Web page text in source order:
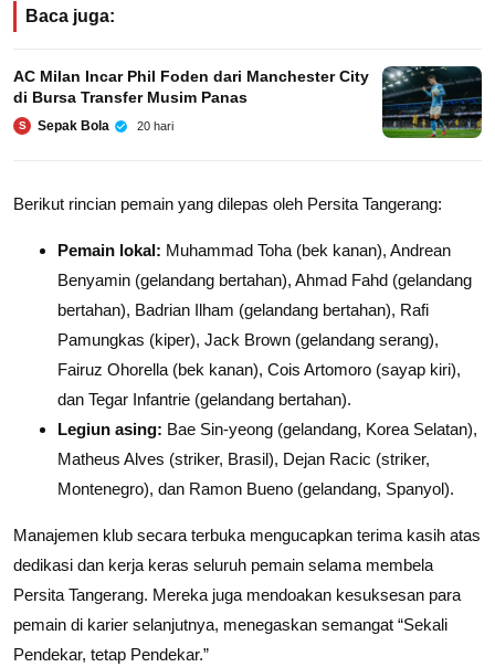
Baca juga:
AC Milan Incar Phil Foden dari Manchester City
di Bursa Transfer Musim Panas
S Sepak Bola 20 hari
Berikut rincian pemain yang dilepas oleh Persita Tangerang:
Pemain lokal: Muhammad Toha (bek kanan), Andrean
Benyamin (gelandang bertahan), Ahmad Fahd (gelandang
bertahan), Badrian Ilham (gelandang bertahan), Rafi
Pamungkas (kiper), Jack Brown (gelandang serang),
Fairuz Ohorella (bek kanan), Cois Artomoro (sayap kiri),
dan Tegar Infantrie (gelandang bertahan).
Legiun asing: Bae Sin-yeong (gelandang, Korea Selatan),
Matheus Alves (striker, Brasil), Dejan Racic (striker,
Montenegro), dan Ramon Bueno (gelandang, Spanyol).
Manajemen klub secara terbuka mengucapkan terima kasih atas
dedikasi dan kerja keras seluruh pemain selama membela
Persita Tangerang. Mereka juga mendoakan kesuksesan para
pemain di karier selanjutnya, menegaskan semangat “Sekali
Pendekar, tetap Pendekar.”